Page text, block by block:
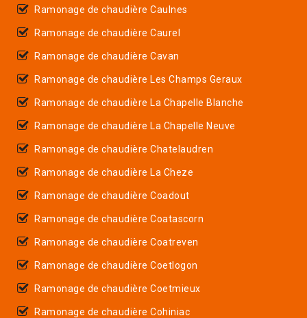
Ramonage de chaudière Caulnes
Ramonage de chaudière Caurel
Ramonage de chaudière Cavan
Ramonage de chaudière Les Champs Geraux
Ramonage de chaudière La Chapelle Blanche
Ramonage de chaudière La Chapelle Neuve
Ramonage de chaudière Chatelaudren
Ramonage de chaudière La Cheze
Ramonage de chaudière Coadout
Ramonage de chaudière Coatascorn
Ramonage de chaudière Coatreven
Ramonage de chaudière Coetlogon
Ramonage de chaudière Coetmieux
Ramonage de chaudière Cohiniac